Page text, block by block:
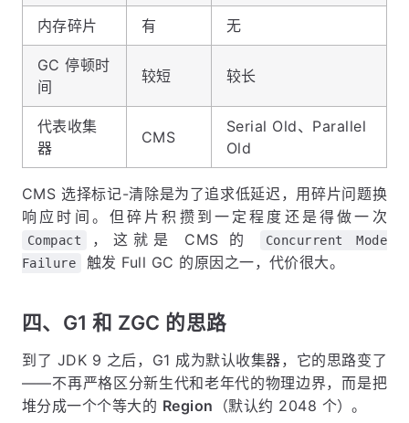
内存碎片 有 无
GC 停顿时
间
较短 较长
代表收集
器
CMS
Serial Old、Parallel
Old
CMS 选择标记-清除是为了追求低延迟，用碎片问题换
响应时间。但碎片积攒到一定程度还是得做一次
Compact ，这就是 CMS 的
Concurrent Mode
Failure
触发 Full GC 的原因之一，代价很大。
四、G1 和 ZGC 的思路
到了 JDK 9 之后，G1 成为默认收集器，它的思路变了
——不再严格区分新生代和老年代的物理边界，而是把
堆分成一个个等大的 Region （默认约 2048 个）。